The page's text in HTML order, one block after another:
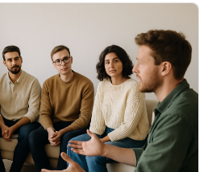
לעובדים - מתן מענה בכל נושא כ"א
וטיפול בכל מסמכי העובדים
דוחות נוכחות ויצוא נתונים לשכר -
ושימועים כנדרש - טיפול בכל
ידי הממונה